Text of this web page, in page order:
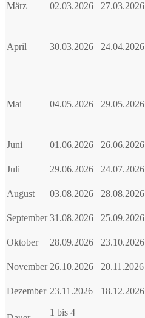
März
02.03.2026 27.03.2026
April 30.03.2026 24.04.2026
Mai 04.05.2026 29.05.2026
Juni 01.06.2026 26.06.2026
Juli
29.06.2026 24.07.2026
August
03.08.2026 28.08.2026
September 31.08.2026 25.09.2026
Oktober
28.09.2026 23.10.2026
November 26.10.2026 20.11.2026
Dezember 23.11.2026 18.12.2026
1 bis 4